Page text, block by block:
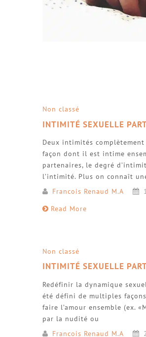
Non classé
INTIMITÉ SEXUELLE
Deux intimités
façon dont il est intime
partenaires, le degré
l’intimité. Plus on connaît
Francois Renaud M.A
Read More
Non classé
INTIMITÉ SEXUELLE
Redéfinir la dynamique
été défini de multiples
faire l’amour ensemble (ex.
par la nudité ou
Francois Renaud M.A